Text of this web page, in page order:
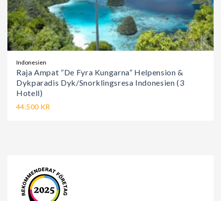
Indonesien
Raja Ampat ”De Fyra Kungarna” Helpension &
Dykparadis Dyk/Snorklingsresa Indonesien (3
Hotell)
44.500 KR